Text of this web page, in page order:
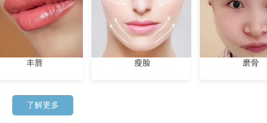
丰唇 瘦脸 磨骨
了解更多